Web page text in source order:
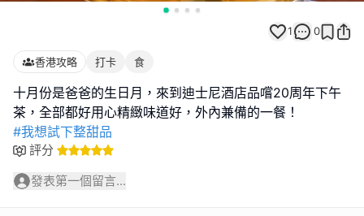
1 0
香港攻略 打卡 食
十月份是爸爸的生日月，來到迪士尼酒店品嚐20周年下午
#我想試下整甜品
評分
發表第一個留言...